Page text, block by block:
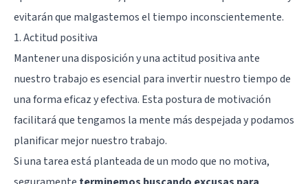
evitarán que malgastemos el tiempo inconscientemente.
1. Actitud positiva
Mantener una disposición y una actitud positiva ante
nuestro trabajo es esencial para invertir nuestro tiempo de
una forma eficaz y efectiva. Esta postura de motivación
facilitará que tengamos la mente más despejada y podamos
planificar mejor nuestro trabajo.
Si una tarea está planteada de un modo que no motiva,